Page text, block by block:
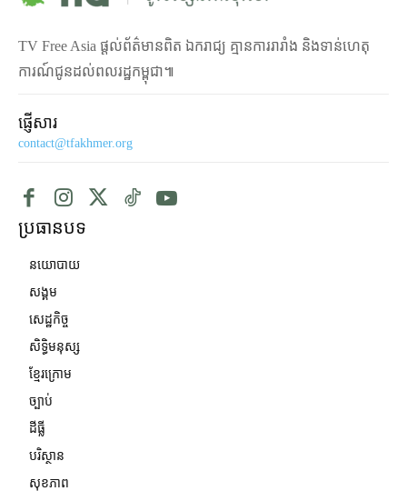
TV Free Asia ផ្ដល់ព័ត៌មានពិត ឯករាជ្យ គ្មានការរារាំង និងទាន់ហេតុ
ការណ៍ជូនដល់ពលរដ្ឋកម្ពុជា៕
ផ្ញើសារ
contact@tfakhmer.org
ប្រធានបទ
នយោបាយ
សង្គម
សេដ្ឋកិច្ច
សិទ្ធិមនុស្ស
ខ្មែរក្រោម
ច្បាប់
ដីធ្លី
បរិស្ថាន
សុខភាព